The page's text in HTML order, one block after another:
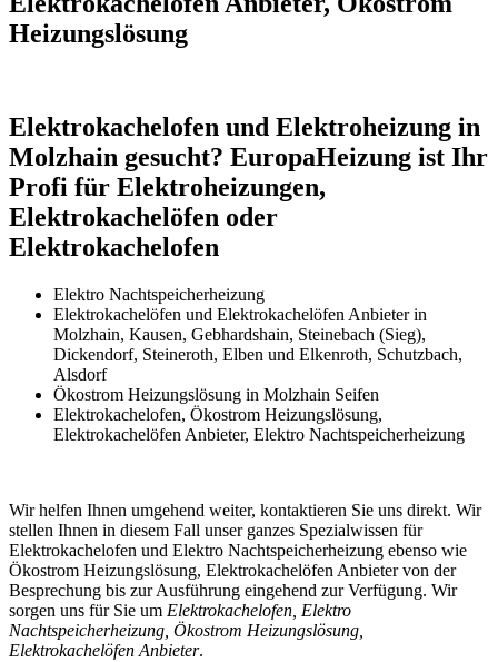
Heizungslösung
Elektrokachelofen und Elektroheizung in
Molzhain gesucht? EuropaHeizung ist Ihr
Profi für Elektroheizungen,
Elektrokachelöfen oder
Elektrokachelofen
Elektro Nachtspeicherheizung
Elektrokachelöfen und Elektrokachelöfen Anbieter in
Molzhain, Kausen, Gebhardshain, Steinebach (Sieg),
Dickendorf, Steineroth, Elben und Elkenroth, Schutzbach,
Alsdorf
Ökostrom Heizungslösung in Molzhain Seifen
Elektrokachelofen, Ökostrom Heizungslösung,
Elektrokachelöfen Anbieter, Elektro Nachtspeicherheizung
Wir helfen Ihnen umgehend weiter, kontaktieren Sie uns direkt. Wir
stellen Ihnen in diesem Fall unser ganzes Spezialwissen für
Elektrokachelofen und Elektro Nachtspeicherheizung ebenso wie
Ökostrom Heizungslösung, Elektrokachelöfen Anbieter von der
Besprechung bis zur Ausführung eingehend zur Verfügung. Wir
sorgen uns für Sie um Elektrokachelofen, Elektro
Nachtspeicherheizung, Ökostrom Heizungslösung,
Elektrokachelöfen Anbieter.